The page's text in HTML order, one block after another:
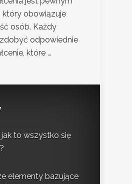
który obowiązuje
osób. Każdy
odpowiednie
które …
jak to wszystko się
elementy bazujące